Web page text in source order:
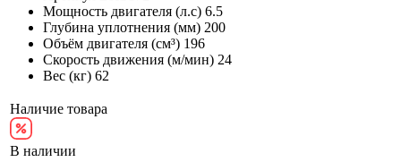
Мощность двигателя (л.с) 6.5
Глубина уплотнения (мм) 200
Объём двигателя (см³) 196
Скорость движения (м/мин) 24
Вес (кг) 62
Наличие товара
В наличии